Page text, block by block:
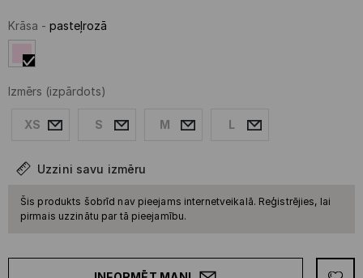
Krāsa - pasteļrozā
Izmērs (izpārdots)
XS S M L
Uzzini savu izmēru
Šis produkts šobrīd nav pieejams internetveikalā. Reģistrējies, lai
pirmais uzzinātu par tā pieejamību.